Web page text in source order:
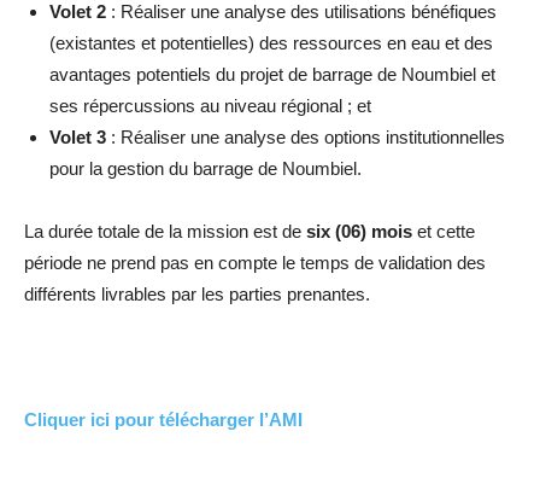
Volet 2 : Réaliser une analyse des utilisations bénéfiques
(existantes et potentielles) des ressources en eau et des
avantages potentiels du projet de barrage de Noumbiel et
ses répercussions au niveau régional ; et
Volet 3 : Réaliser une analyse des options institutionnelles
pour la gestion du barrage de Noumbiel.
La durée totale de la mission est de six (06) mois et cette
période ne prend pas en compte le temps de validation des
différents livrables par les parties prenantes.
Cliquer ici pour télécharger l’AMI